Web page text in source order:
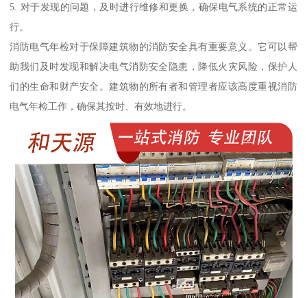
5. 对于发现的问题，及时进行维修和更换，确保电气系统的正常运
行。
消防电气年检对于保障建筑物的消防安全具有重要意义。它可以帮
助我们及时发现和解决电气消防安全隐患，降低火灾风险，保护人
们的生命和财产安全。建筑物的所有者和管理者应该高度重视消防
电气年检工作，确保其按时、有效地进行。